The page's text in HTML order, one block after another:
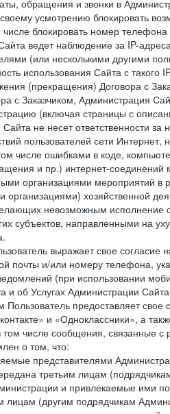
обращения и звонки в
усмотрению блокировать
блокировать номер телефона
ведет наблюдение за IP-
(или несколькими другими
использования Сайта с
(прекращения) Договора с
с Заказчиком, Администрация
(включая страницы с
не несет ответственности
пользователей сети
числе ошибками в коде,
и пр.) интернет-
организациями мероприятий в
организациями) хозяйственной
невозможным исполнение
субъектов, направленными на
выражает свое согласие
почты и/или номеру телефона,
(при использовании
и об Услугах Администрации
Пользователь предоставляет
и «Одноклассники», а
числе сообщения, связанные с
о том, что:
представителями
третьим лицам
и привлекаемые ими
лицам (другим подрядчикам